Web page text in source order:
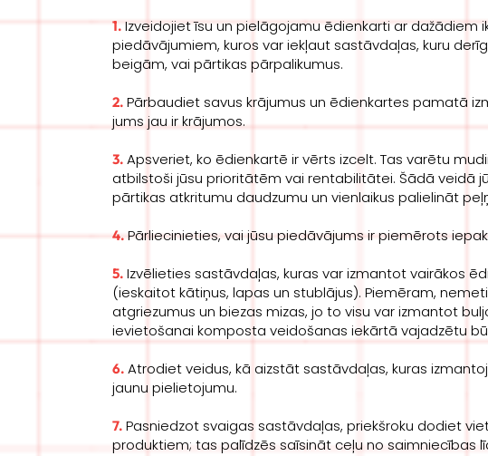
1. Izveidojiet īsu un pielāgojamu ēdienkarti ar dažādiem
piedāvājumiem, kuros var iekļaut sastāvdaļas, kuru
beigām, vai pārtikas pārpalikumus.
2. Pārbaudiet savus krājumus un ēdienkartes pamatā
jums jau ir krājumos.
3. Apsveriet, ko ēdienkartē ir vērts izcelt. Tas varētu
atbilstoši jūsu prioritātēm vai rentabilitātei. Šādā veidā
pārtikas atkritumu daudzumu un vienlaikus palielināt
4.Pārliecinieties, vai jūsu piedāvājums ir piemērots
5. Izvēlieties sastāvdaļas, kuras var izmantot vairākos
(ieskaitot kātiņus, lapas un stublājus). Piemēram,
atgriezumus un biezas mizas, jo to visu var izmantot
ievietošanai komposta veidošanas iekārtā vajadzētu
6. Atrodiet veidus, kā aizstāt sastāvdaļas, kuras
jaunu pielietojumu.
7. Pasniedzot svaigas sastāvdaļas, priekšroku dodiet
produktiem; tas palīdzēs saīsināt ceļu no saimniecības